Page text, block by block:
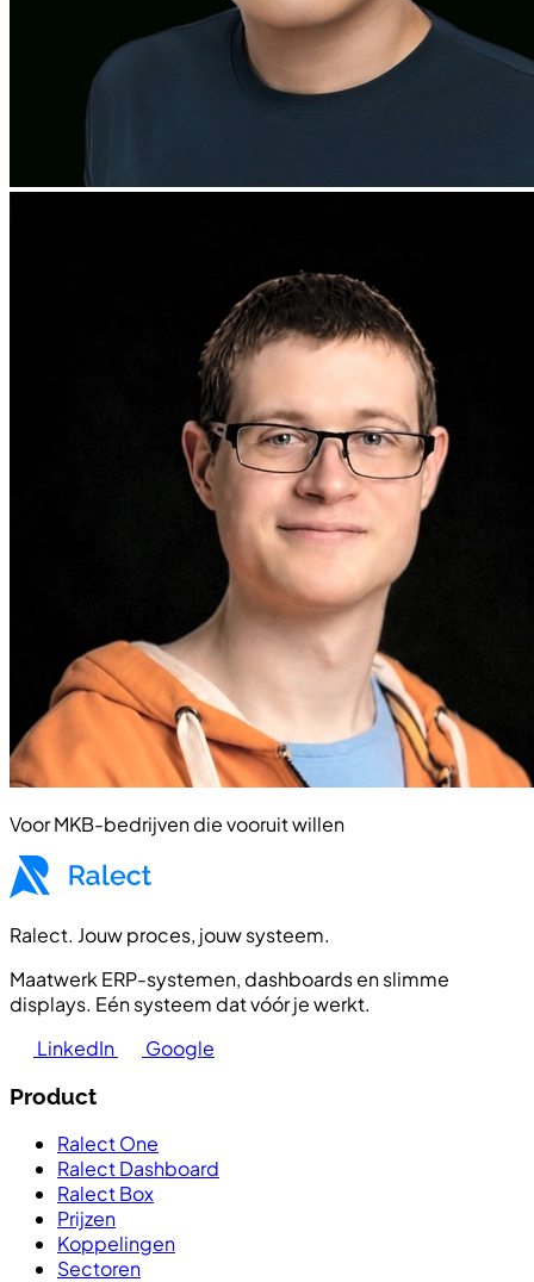
Voor MKB-bedrijven die vooruit willen
Ralect. Jouw proces, jouw systeem.
Maatwerk ERP-systemen, dashboards en slimme
displays. Eén systeem dat vóór je werkt.
LinkedIn
Google
Product
Ralect One
Ralect Dashboard
Ralect Box
Prijzen
Koppelingen
Sectoren